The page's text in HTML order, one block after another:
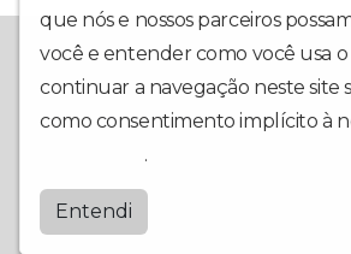
que nós e nossos parceiros
você e entender como você usa o
continuar a navegação neste site
como consentimento implícito à
.
Entendi
A Rádio Diamantina FM fica em
Diamantina. Também é possível escutar
através do nosso site e do nosso